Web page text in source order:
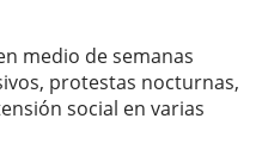
medio de semanas
protestas nocturnas,
social en varias